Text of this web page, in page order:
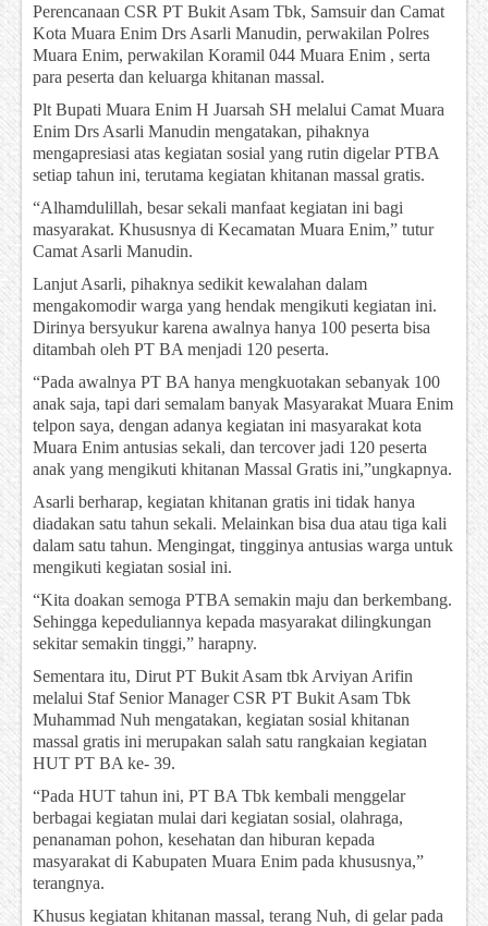
Perencanaan CSR PT Bukit Asam Tbk, Samsuir dan Camat
Kota Muara Enim Drs Asarli Manudin, perwakilan Polres
Muara Enim, perwakilan Koramil 044 Muara Enim , serta
para peserta dan keluarga khitanan massal.
Plt Bupati Muara Enim H Juarsah SH melalui Camat Muara
Enim Drs Asarli Manudin mengatakan, pihaknya
mengapresiasi atas kegiatan sosial yang rutin digelar PTBA
setiap tahun ini, terutama kegiatan khitanan massal gratis.
“Alhamdulillah, besar sekali manfaat kegiatan ini bagi
masyarakat. Khususnya di Kecamatan Muara Enim,” tutur
Camat Asarli Manudin.
Lanjut Asarli, pihaknya sedikit kewalahan dalam
mengakomodir warga yang hendak mengikuti kegiatan ini.
Dirinya bersyukur karena awalnya hanya 100 peserta bisa
ditambah oleh PT BA menjadi 120 peserta.
“Pada awalnya PT BA hanya mengkuotakan sebanyak 100
anak saja, tapi dari semalam banyak Masyarakat Muara Enim
telpon saya, dengan adanya kegiatan ini masyarakat kota
Muara Enim antusias sekali, dan tercover jadi 120 peserta
anak yang mengikuti khitanan Massal Gratis ini,”ungkapnya.
Asarli berharap, kegiatan khitanan gratis ini tidak hanya
diadakan satu tahun sekali. Melainkan bisa dua atau tiga kali
dalam satu tahun. Mengingat, tingginya antusias warga untuk
mengikuti kegiatan sosial ini.
“Kita doakan semoga PTBA semakin maju dan berkembang.
Sehingga kepeduliannya kepada masyarakat dilingkungan
sekitar semakin tinggi,” harapny.
Sementara itu, Dirut PT Bukit Asam tbk Arviyan Arifin
melalui Staf Senior Manager CSR PT Bukit Asam Tbk
Muhammad Nuh mengatakan, kegiatan sosial khitanan
massal gratis ini merupakan salah satu rangkaian kegiatan
HUT PT BA ke- 39.
“Pada HUT tahun ini, PT BA Tbk kembali menggelar
berbagai kegiatan mulai dari kegiatan sosial, olahraga,
penanaman pohon, kesehatan dan hiburan kepada
masyarakat di Kabupaten Muara Enim pada khususnya,”
terangnya.
Khusus kegiatan khitanan massal, terang Nuh, di gelar pada